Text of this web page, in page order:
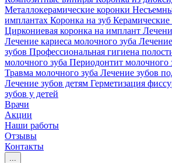
Металлокерамические коронки
имплантах Коронка на зуб Керамические
Циркониевая коронка на имплант
Лечение кариеса молочного зуба
зубов Профессиональная гигиена
молочного зуба Периодонтит молочного
Травма молочного зуба Лечение зубов
Лечение зубов детям Герметизация
зубов у детей
Врачи
Акции
Наши работы
Отзывы
Контакты
...